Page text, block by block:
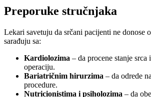
Preporuke stručnjaka
Lekari savetuju da srčani pacijenti ne donose
sarađuju sa:
Kardiolozima – da procene stanje srca
operaciju.
Bariatričnim hirurzima – da odrede
procedure.
Nutricionistima i psiholozima – da